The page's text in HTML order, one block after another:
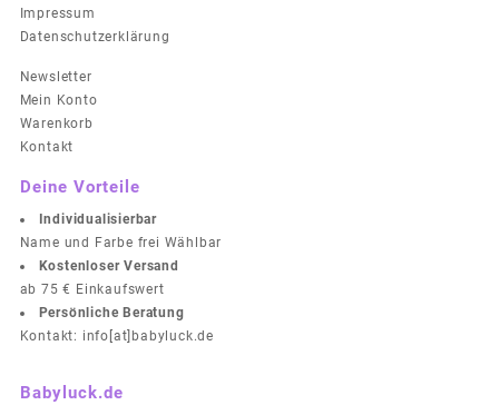
Impressum
Datenschutzerklärung
Newsletter
Mein Konto
Warenkorb
Kontakt
Deine Vorteile
Individualisierbar
Name und Farbe frei Wählbar
Kostenloser Versand
ab 75 € Einkaufswert
Persönliche Beratung
Kontakt: info[at]babyluck.de
Babyluck.de